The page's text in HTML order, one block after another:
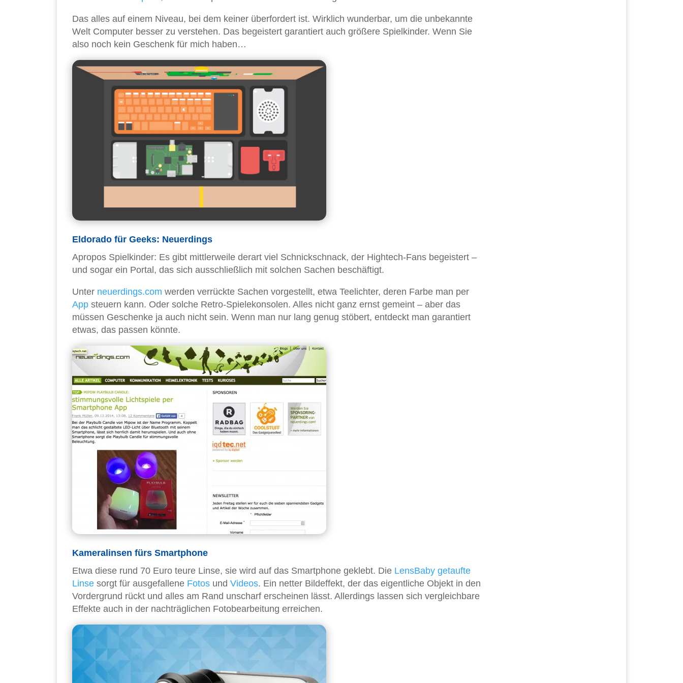
Das alles auf einem Niveau, bei dem keiner überfordert ist. Wirklich wunderbar, um die unbekannte
Welt Computer besser zu verstehen. Das begeistert garantiert auch größere Spielkinder. Wenn Sie
also noch kein Geschenk für mich haben…
Eldorado für Geeks: Neuerdings
Apropos Spielkinder: Es gibt mittlerweile derart viel Schnickschnack, der Hightech-Fans begeistert –
und sogar ein Portal, das sich ausschließlich mit solchen Sachen beschäftigt.
Unter neuerdings.com werden verrückte Sachen vorgestellt, etwa Teelichter, deren Farbe man per
App steuern kann. Oder solche Retro-Spielekonsolen. Alles nicht ganz ernst gemeint – aber das
müssen Geschenke ja auch nicht sein. Wenn man nur lang genug stöbert, entdeckt man garantiert
etwas, das passen könnte.
Kameralinsen fürs Smartphone
Etwa diese rund 70 Euro teure Linse, sie wird auf das Smartphone geklebt. Die LensBaby getaufte
Linse sorgt für ausgefallene Fotos und Videos. Ein netter Bildeffekt, der das eigentliche Objekt in den
Vordergrund rückt und alles am Rand unscharf erscheinen lässt. Allerdings lassen sich vergleichbare
Effekte auch in der nachträglichen Fotobearbeitung erreichen.